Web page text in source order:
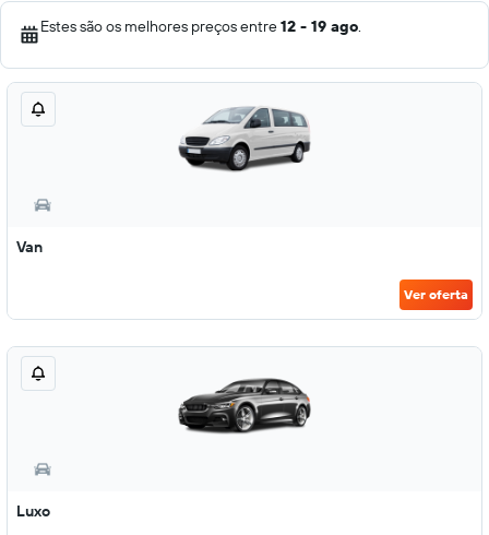
Estes são os melhores preços entre12 - 19 ago.
Van
Ver oferta
Luxo